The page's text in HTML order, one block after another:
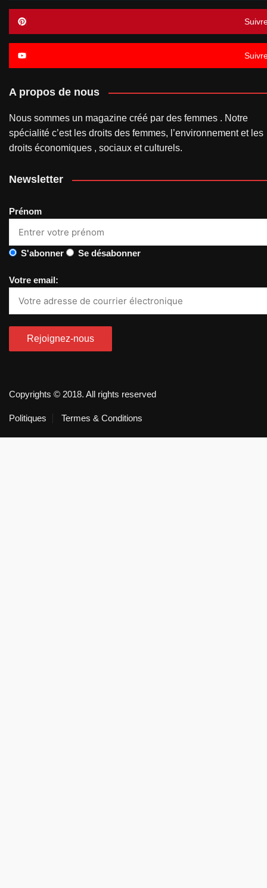
A propos de nous
Nous sommes un magazine créé par des femmes . Notre
spécialité c’est les droits des femmes, l’environnement et les
droits économiques , sociaux et culturels.
Newsletter
Prénom
S'abonner Se désabonner
Votre email:
Copyrights © 2018. All rights reserved
Politiques Termes & Conditions